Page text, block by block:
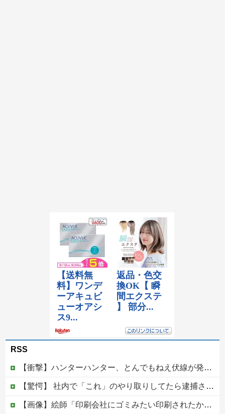
RSS
【衝撃】ハンターハンター、とんでもねえ伏線が発掘される。クルタ族の虐殺犯人がツェリードニヒだった模様！
【驚愕】 社内で「これ」のやり取りしてたら逮捕されたんだがｗｗｗｗｗｗｗ
【画像】絵師「印刷会社にゴミみたい印刷されたから晒すわ」→お前がクレーマーだと大炎上